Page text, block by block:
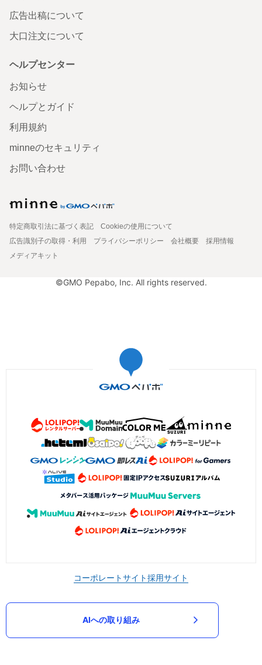
広告出稿について
大口注文について
ヘルプセンター
お知らせ
ヘルプとガイド
利用規約
minneのセキュリティ
お問い合わせ
特定商取引法に基づく表記
Cookieの使用について
広告識別子の取得・利用
プライバシーポリシー 会社概要
採用情報
メディアキット
©GMO Pepabo, Inc. All rights reserved.
コーポレートサイト採用サイト
AIへの取り組み